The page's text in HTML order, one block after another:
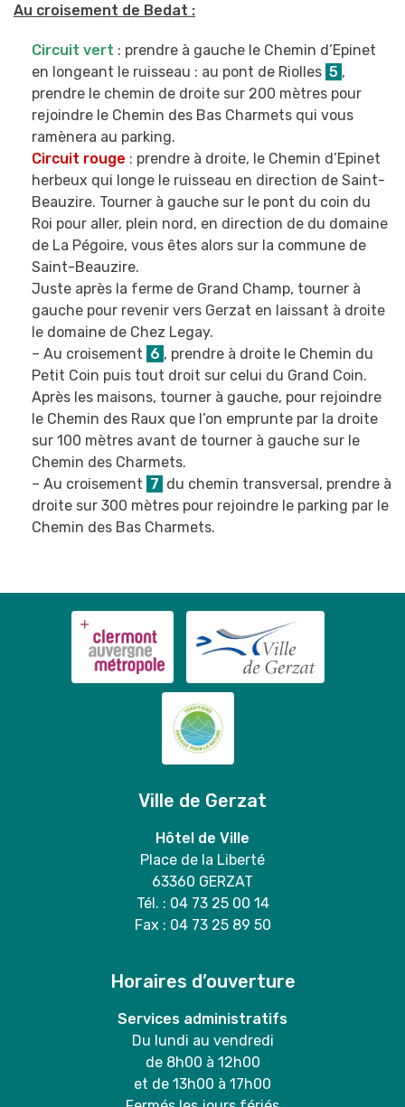
Au croisement de Bedat :
Circuit vert : prendre à gauche le Chemin d’Epinet
en longeant le ruisseau : au pont de Riolles 5 ,
prendre le chemin de droite sur 200 mètres pour
rejoindre le Chemin des Bas Charmets qui vous
ramènera au parking.
Circuit rouge : prendre à droite, le Chemin d’Epinet
herbeux qui longe le ruisseau en direction de Saint-
Beauzire. Tourner à gauche sur le pont du coin du
Roi pour aller, plein nord, en direction de du domaine
de La Pégoire, vous êtes alors sur la commune de
Saint-Beauzire.
Juste après la ferme de Grand Champ, tourner à
gauche pour revenir vers Gerzat en laissant à droite
le domaine de Chez Legay.
– Au croisement 6 , prendre à droite le Chemin du
Petit Coin puis tout droit sur celui du Grand Coin.
Après les maisons, tourner à gauche, pour rejoindre
le Chemin des Raux que l’on emprunte par la droite
sur 100 mètres avant de tourner à gauche sur le
Chemin des Charmets.
– Au croisement 7 du chemin transversal, prendre à
droite sur 300 mètres pour rejoindre le parking par le
Chemin des Bas Charmets.
Ville de Gerzat
Hôtel de Ville
Place de la Liberté
63360 GERZAT
Tél. : 04 73 25 00 14
Fax : 04 73 25 89 50
Horaires d’ouverture
Services administratifs
Du lundi au vendredi
de 8h00 à 12h00
et de 13h00 à 17h00